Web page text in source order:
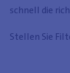
schnell die
Stellen Sie